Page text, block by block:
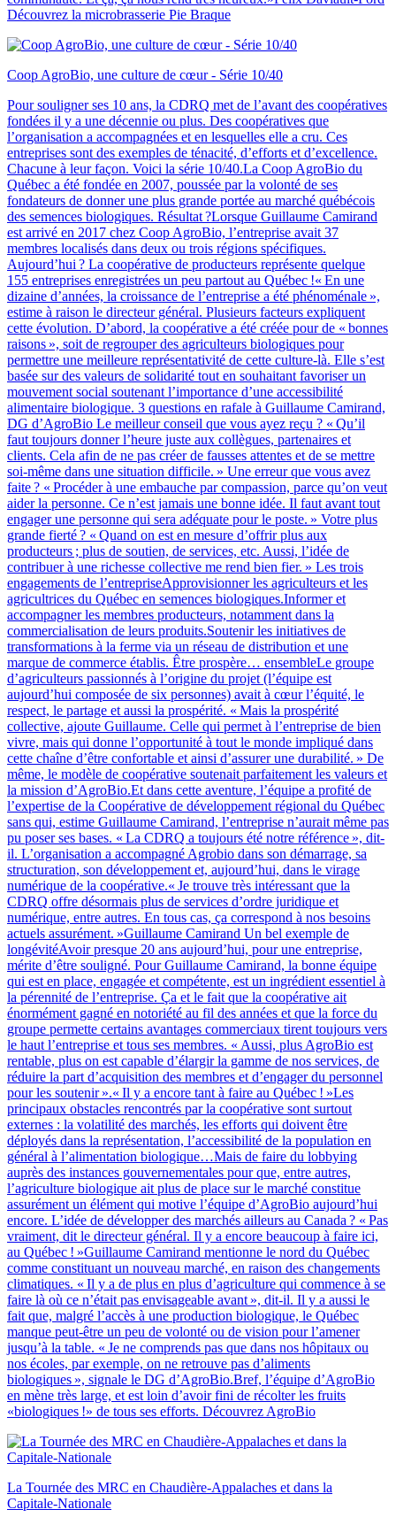
Découvrez la microbrasserie Pie Braque
Coop AgroBio, une culture de cœur - Série 10/40
Pour souligner ses 10 ans, la CDRQ met de l’avant des coopératives
fondées il y a une décennie ou plus. Des coopératives que
l’organisation a accompagnées et en lesquelles elle a cru. Ces
entreprises sont des exemples de ténacité, d’efforts et d’excellence.
Chacune à leur façon. Voici la série 10/40.La Coop AgroBio du
Québec a été fondée en 2007, poussée par la volonté de ses
fondateurs de donner une plus grande portée au marché québécois
des semences biologiques. Résultat ?Lorsque Guillaume Camirand
est arrivé en 2017 chez Coop AgroBio, l’entreprise avait 37
membres localisés dans deux ou trois régions spécifiques.
Aujourd’hui ? La coopérative de producteurs représente quelque
155 entreprises enregistrées un peu partout au Québec !« En une
dizaine d’années, la croissance de l’entreprise a été phénoménale »,
estime à raison le directeur général. Plusieurs facteurs expliquent
cette évolution. D’abord, la coopérative a été créée pour de « bonnes
raisons », soit de regrouper des agriculteurs biologiques pour
permettre une meilleure représentativité de cette culture-là. Elle s’est
basée sur des valeurs de solidarité tout en souhaitant favoriser un
mouvement social soutenant l’importance d’une accessibilité
alimentaire biologique. 3 questions en rafale à Guillaume Camirand,
DG d’AgroBio Le meilleur conseil que vous ayez reçu ? « Qu’il
faut toujours donner l’heure juste aux collègues, partenaires et
clients. Cela afin de ne pas créer de fausses attentes et de se mettre
soi-même dans une situation difficile. » Une erreur que vous avez
faite ? « Procéder à une embauche par compassion, parce qu’on veut
aider la personne. Ce n’est jamais une bonne idée. Il faut avant tout
engager une personne qui sera adéquate pour le poste. » Votre plus
grande fierté ? « Quand on est en mesure d’offrir plus aux
producteurs ; plus de soutien, de services, etc. Aussi, l’idée de
contribuer à une richesse collective me rend bien fier. » Les trois
engagements de l’entrepriseApprovisionner les agriculteurs et les
agricultrices du Québec en semences biologiques.Informer et
accompagner les membres producteurs, notamment dans la
commercialisation de leurs produits.Soutenir les initiatives de
transformations à la ferme via un réseau de distribution et une
marque de commerce établis. Être prospère… ensembleLe groupe
d’agriculteurs passionnés à l’origine du projet (l’équipe est
aujourd’hui composée de six personnes) avait à cœur l’équité, le
respect, le partage et aussi la prospérité. « Mais la prospérité
collective, ajoute Guillaume. Celle qui permet à l’entreprise de bien
vivre, mais qui donne l’opportunité à tout le monde impliqué dans
cette chaîne d’être confortable et ainsi d’assurer une durabilité. » De
même, le modèle de coopérative soutenait parfaitement les valeurs et
la mission d’AgroBio.Et dans cette aventure, l’équipe a profité de
l’expertise de la Coopérative de développement régional du Québec
sans qui, estime Guillaume Camirand, l’entreprise n’aurait même pas
pu poser ses bases. « La CDRQ a toujours été notre référence », dit-
il. L’organisation a accompagné Agrobio dans son démarrage, sa
structuration, son développement et, aujourd’hui, dans le virage
numérique de la coopérative.« Je trouve très intéressant que la
CDRQ offre désormais plus de services d’ordre juridique et
numérique, entre autres. En tous cas, ça correspond à nos besoins
actuels assurément. »Guillaume Camirand Un bel exemple de
longévitéAvoir presque 20 ans aujourd’hui, pour une entreprise,
mérite d’être souligné. Pour Guillaume Camirand, la bonne équipe
qui est en place, engagée et compétente, est un ingrédient essentiel à
la pérennité de l’entreprise. Ça et le fait que la coopérative ait
énormément gagné en notoriété au fil des années et que la force du
groupe permette certains avantages commerciaux tirent toujours vers
le haut l’entreprise et tous ses membres. « Aussi, plus AgroBio est
rentable, plus on est capable d’élargir la gamme de nos services, de
réduire la part d’acquisition des membres et d’engager du personnel
pour les soutenir ».« Il y a encore tant à faire au Québec ! »Les
principaux obstacles rencontrés par la coopérative sont surtout
externes : la volatilité des marchés, les efforts qui doivent être
déployés dans la représentation, l’accessibilité de la population en
général à l’alimentation biologique…Mais de faire du lobbying
auprès des instances gouvernementales pour que, entre autres,
l’agriculture biologique ait plus de place sur le marché constitue
assurément un élément qui motive l’équipe d’AgroBio aujourd’hui
encore. L’idée de développer des marchés ailleurs au Canada ? « Pas
vraiment, dit le directeur général. Il y a encore beaucoup à faire ici,
au Québec ! »Guillaume Camirand mentionne le nord du Québec
comme constituant un nouveau marché, en raison des changements
climatiques. « Il y a de plus en plus d’agriculture qui commence à se
faire là où ce n’était pas envisageable avant », dit-il. Il y a aussi le
fait que, malgré l’accès à une production biologique, le Québec
manque peut-être un peu de volonté ou de vision pour l’amener
jusqu’à la table. « Je ne comprends pas que dans nos hôpitaux ou
nos écoles, par exemple, on ne retrouve pas d’aliments
biologiques », signale le DG d’AgroBio.Bref, l’équipe d’AgroBio
en mène très large, et est loin d’avoir fini de récolter les fruits
«biologiques !» de tous ses efforts. Découvrez AgroBio
La Tournée des MRC en Chaudière‑Appalaches et dans la
Capitale‑Nationale